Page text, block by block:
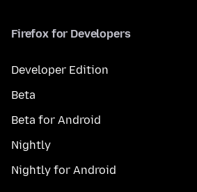
Firefox for Developers
Developer Edition
Beta
Beta for Android
Nightly
Nightly for Android